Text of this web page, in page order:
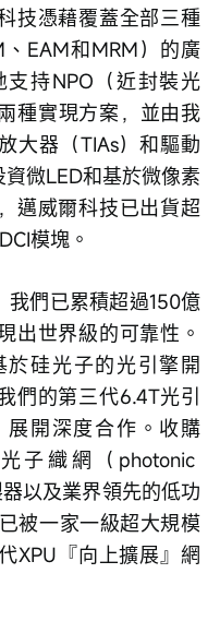
技憑藉覆蓋全部三種
EAM和MRM）的廣
持NPO（近封裝光
種實現方案，並由我
大器（TIAs）和驅動
微LED和基於微像素
邁威爾科技已出貨超
模塊。
我們已累積超過150億
出世界級的可靠性。
硅光子的光引擎開
們的第三代6.4T光引
展開深度合作。收購
子織網（photonic
以及業界領先的低功
被一家一級超大規模
XPU『向上擴展』網